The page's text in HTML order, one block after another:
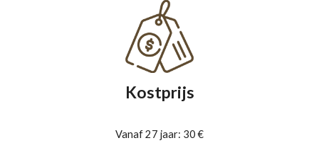
Kostprijs
Vanaf 27 jaar: 30 €